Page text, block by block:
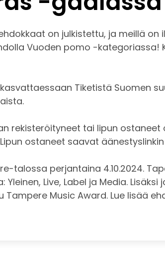
on julkistettu, ja meillä on
Vuoden pomo -kategoriassa!
Tiketistä Suomen
rekisteröityneet tai lipun
ostaneet saavat
talossa perjantaina 4.10.2024.
Live, Label ja Media.
Music Award. Lue lisää